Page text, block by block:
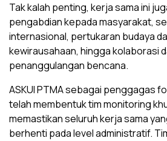
Tak kalah penting, kerja sama ini
pengabdian kepada masyarakat,
internasional, pertukaran budaya
kewirausahaan, hingga kolaborasi
penanggulangan bencana.
ASKUI PTMA sebagai penggagas
telah membentuk tim monitoring
memastikan seluruh kerja sama
berhenti pada level administratif.